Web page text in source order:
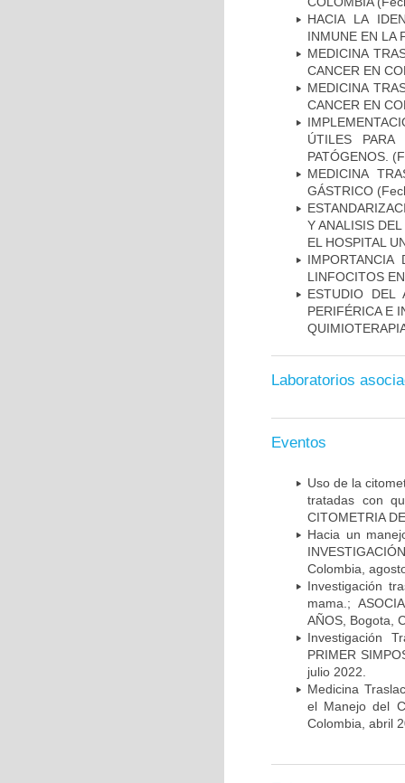
HACIA LA
INMUNE EN LA
MEDICINA
CANCER EN
MEDICINA
CANCER EN
ÚTILES
PATÓGENOS.
MEDICINA
GÁSTRICO
Y ANALISIS
EL HOSPITAL
LINFOCITOS
ESTUDIO DEL
PERIFÉRICA E
Laboratorios
Eventos
Uso de la
tratadas con
CITOMETRIA
Hacia un
Colombia,
Investigación
mama.;
AÑOS, Bogota,
Investigación
PRIMER
julio 2022.
Medicina
el Manejo del
Colombia, abril